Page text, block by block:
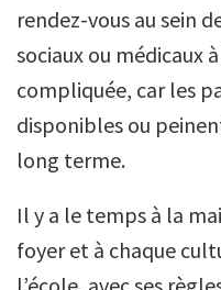
rendez-vous au sein
sociaux ou médicaux
compliquée, car les
disponibles ou
long terme.
Il y a le temps à la
foyer et à chaque